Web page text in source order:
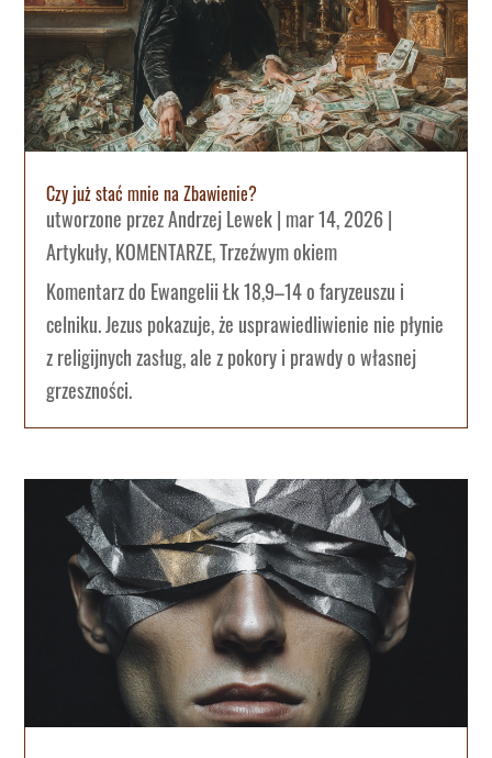
Czy już stać mnie na Zbawienie?
utworzone przezAndrzej Lewek| mar 14, 2026|
Artykuły,KOMENTARZE,Trzeźwym okiem
Komentarz do Ewangelii Łk 18,9–14 o faryzeuszu i
celniku. Jezus pokazuje, że usprawiedliwienie nie płynie
z religijnych zasług, ale z pokory i prawdy o własnej
grzeszności.